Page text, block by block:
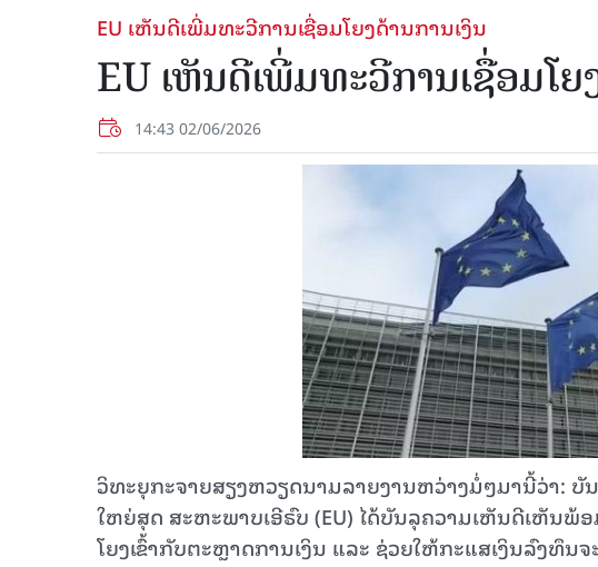
EU ເຫັນ​ດີ​ເພີ່ມ​ທະ​ວີ​ການ​ເຊື່ອມ​ໂຍງ​ດ້ານ​ການ​ເງິນ
EU ເຫັນ​ດີ​ເພີ່ມ​ທະ​ວີ​ການ​ເຊື່ອມ​ໂຍ
14:43 02/06/2026
ວິທະຍຸກະຈາຍສຽງຫວຽດນາມລາຍງານຫວ່າງມໍ່ໆມານີ້ວ່າ:
ໃຫຍ່​ສຸດ ສະ​ຫະ​ພາບ​ເອີ​ຣົບ (EU) ໄດ້​ບັນ​ລຸ​ຄວາມ​ເຫັນ​ດີ​ເຫັນ​
ໂຍງ​ເຂົ້າ​ກັບ​ຕະຫຼາດ​ການ​ເງິນ ແລະ ຊ່ວຍ​ໃຫ້​ກະ​ແສ​ເງິນ​ລົງ​ທຶນ​